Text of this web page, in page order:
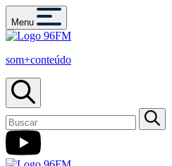
Menu
som+conteúdo